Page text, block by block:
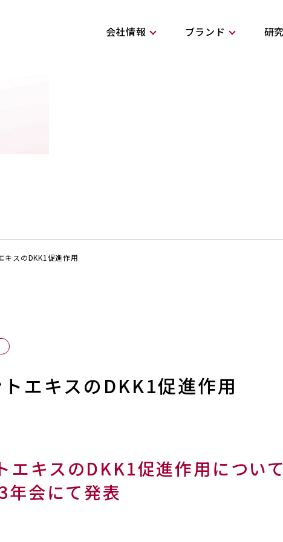
会社情報 ブランド 研
キスのDKK1促進作用
エキスのDKK1促進作用
エキスのDKK1促進作用につい
会にて発表